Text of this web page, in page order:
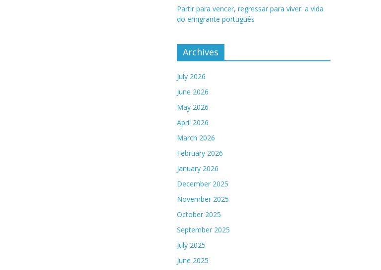
Partir para vencer, regressar para viver: a vida
do emigrante português
Archives
July 2026
June 2026
May 2026
April 2026
March 2026
February 2026
January 2026
December 2025
November 2025
October 2025
September 2025
July 2025
June 2025